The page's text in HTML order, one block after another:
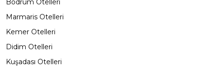
Marmaris Otelleri
Kemer Otelleri
Didim Otelleri
Kuşadası Otelleri